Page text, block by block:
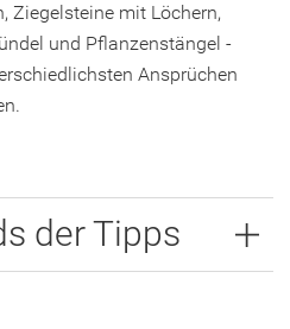
Ziegelsteine mit Löchern,
und Pflanzenstängel -
Ansprüchen
der Tipps